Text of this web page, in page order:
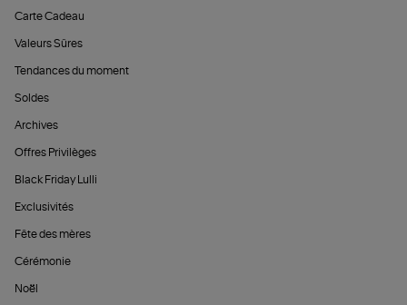
Carte Cadeau
Valeurs Sûres
Tendances du moment
Soldes
Archives
Offres Privilèges
Black Friday Lulli
Exclusivités
Fête des mères
Cérémonie
Noël